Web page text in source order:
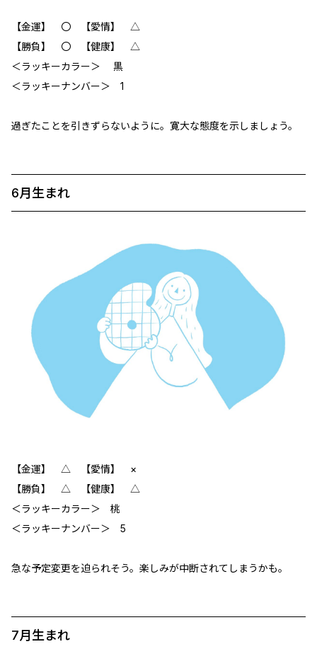
【金運】 〇 【愛情】 △
【勝負】 〇 【健康】 △
＜ラッキーカラー＞ 黒
＜ラッキーナンバー＞ 1
過ぎたことを引きずらないように。寛大な態度を示しましょう。
6月生まれ
【金運】 △ 【愛情】 ×
【勝負】 △ 【健康】 △
＜ラッキーカラー＞ 桃
＜ラッキーナンバー＞ 5
急な予定変更を迫られそう。楽しみが中断されてしまうかも。
7月生まれ